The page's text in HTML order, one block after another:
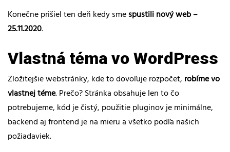
Konečne prišiel ten deň kedy smespustili nový web –
25.11.2020.
Vlastná téma vo WordPress
Zložitejšie webstránky, kde to dovoľuje rozpočet, robíme vo
vlastnej téme. Prečo? Stránka obsahuje len to čo
potrebujeme, kód je čistý, použitie pluginov je minimálne,
backend aj frontend je na mieru a všetko podľa našich
požiadaviek.